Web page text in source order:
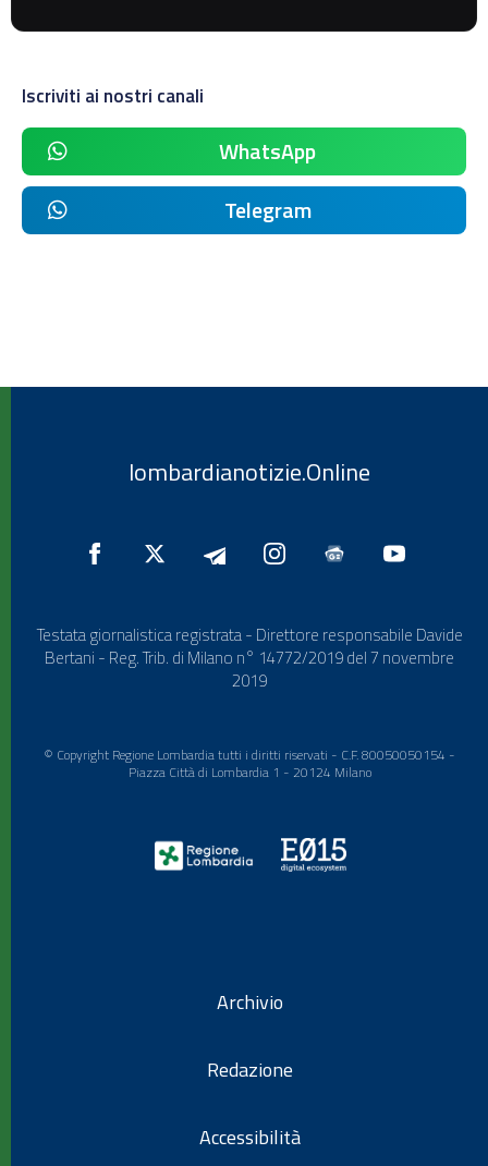
Iscriviti ai nostri canali
WhatsApp
Telegram
lombardianotizie.Online
Testata giornalistica registrata - Direttore responsabile Davide
Bertani - Reg. Trib. di Milano n° 14772/2019 del 7 novembre
2019
© Copyright Regione Lombardia tutti i diritti riservati - C.F. 80050050154 -
Piazza Città di Lombardia 1 - 20124 Milano
Archivio
Redazione
Accessibilità